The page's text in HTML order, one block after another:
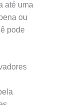
até uma
ou
pode